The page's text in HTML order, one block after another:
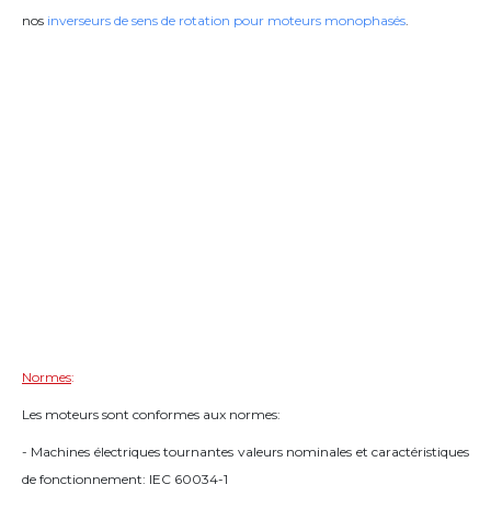
nos inverseurs de sens de rotation pour moteurs monophasés.
Normes:
Les moteurs sont conformes aux normes:
- Machines électriques tournantes valeurs nominales et caractéristiques
de fonctionnement: IEC 60034-1